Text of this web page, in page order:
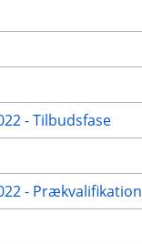
- Tilbudsfase
- Prækvalifikation